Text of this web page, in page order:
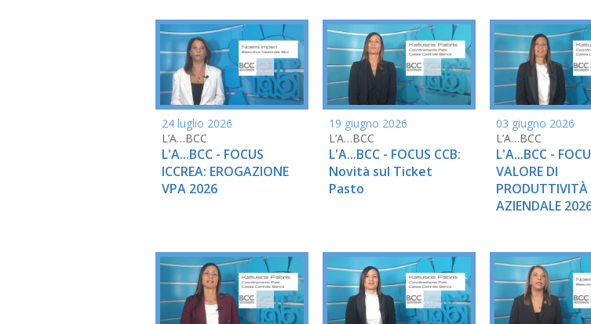
24 luglio 2026
L’A…BCC
L'A...BCC - FOCUS
ICCREA: EROGAZIONE
VPA 2026
19 giugno 2026
L’A…BCC
L'A...BCC - FOCUS CCB:
Novità sul Ticket
Pasto
03 giugno 2026
L’A…BCC
L'A...BCC -
VALORE DI
PRODUTTIVITÀ
AZIENDALE